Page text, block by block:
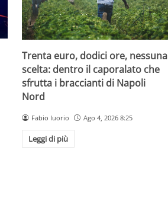
Trenta euro, dodici ore, nessuna
scelta: dentro il caporalato che
sfrutta i braccianti di Napoli
Nord
Fabio Iuorio Ago 4, 2026 8:25
Leggi di più